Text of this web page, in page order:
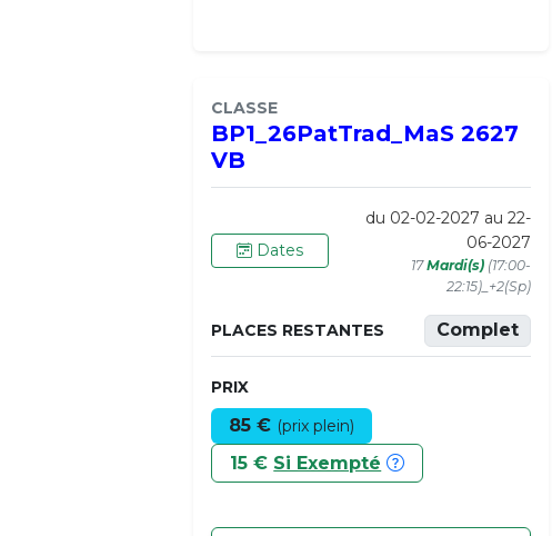
CLASSE
BP1_26PatTrad_MaS 2627
VB
Dates
du 02-02-2027 au 22-
06-2027
17Mardi(s) (17:00-
22:15)_+2(Sp)
PLACES RESTANTES Complet
PRIX
85 € (prix plein)
15 € Si Exempté